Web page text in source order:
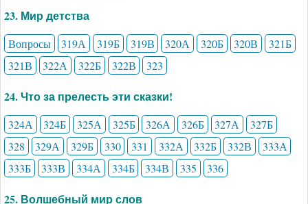
23. Мир детства
Вопросы 319А 319Б 319В 320А 320Б 320В
321Б
321В
322А 322Б 322В 323
24. Что за прелесть эти сказки!
324А 324Б 325А 325Б 326А 326Б 327А
327Б
328
329А 329Б 330 331 332А 332Б 332В
333А
333Б
333В 334А 334Б 334В 335 336
25. Волшебный мир слов